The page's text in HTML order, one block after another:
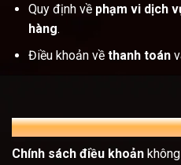
Quy định về phạm vi dịch
hàng.
Điều khoản về thanh toán
Kết luận
Chính sách điều khoản